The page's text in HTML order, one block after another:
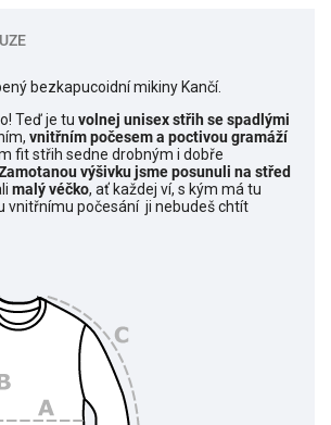
bezkapucoidní mikiny Kančí.
Teď je tu volnej unisex střih se spadlými
vnitřním počesem a poctivou gramáží
fit střih sedne drobným i dobře
výšivku jsme posunuli na střed
malý véčko, ať každej ví, s kým má tu
vnitřnímu počesání ji nebudeš chtít